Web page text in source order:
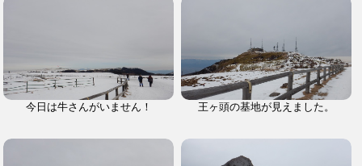
今日は牛さんがいません！ 王ヶ頭の基地が見えました。